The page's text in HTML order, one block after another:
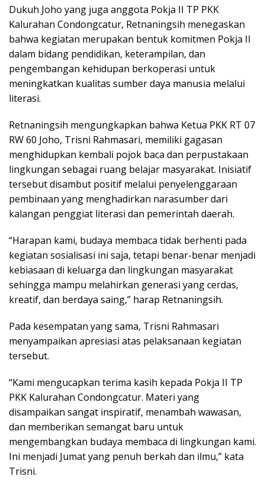
Dukuh Joho yang juga anggota Pokja II TP PKK
Kalurahan Condongcatur, Retnaningsih menegaskan
bahwa kegiatan merupakan bentuk komitmen Pokja II
dalam bidang pendidikan, keterampilan, dan
pengembangan kehidupan berkoperasi untuk
meningkatkan kualitas sumber daya manusia melalui
literasi.
Retnaningsih mengungkapkan bahwa Ketua PKK RT 07
RW 60 Joho, Trisni Rahmasari, memiliki gagasan
menghidupkan kembali pojok baca dan perpustakaan
lingkungan sebagai ruang belajar masyarakat. Inisiatif
tersebut disambut positif melalui penyelenggaraan
pembinaan yang menghadirkan narasumber dari
kalangan penggiat literasi dan pemerintah daerah.
“Harapan kami, budaya membaca tidak berhenti pada
kegiatan sosialisasi ini saja, tetapi benar-benar menjadi
kebiasaan di keluarga dan lingkungan masyarakat
sehingga mampu melahirkan generasi yang cerdas,
kreatif, dan berdaya saing,” harap Retnaningsih.
Pada kesempatan yang sama, Trisni Rahmasari
menyampaikan apresiasi atas pelaksanaan kegiatan
tersebut.
“Kami mengucapkan terima kasih kepada Pokja II TP
PKK Kalurahan Condongcatur. Materi yang
disampaikan sangat inspiratif, menambah wawasan,
dan memberikan semangat baru untuk
mengembangkan budaya membaca di lingkungan kami.
Ini menjadi Jumat yang penuh berkah dan ilmu,” kata
Trisni.